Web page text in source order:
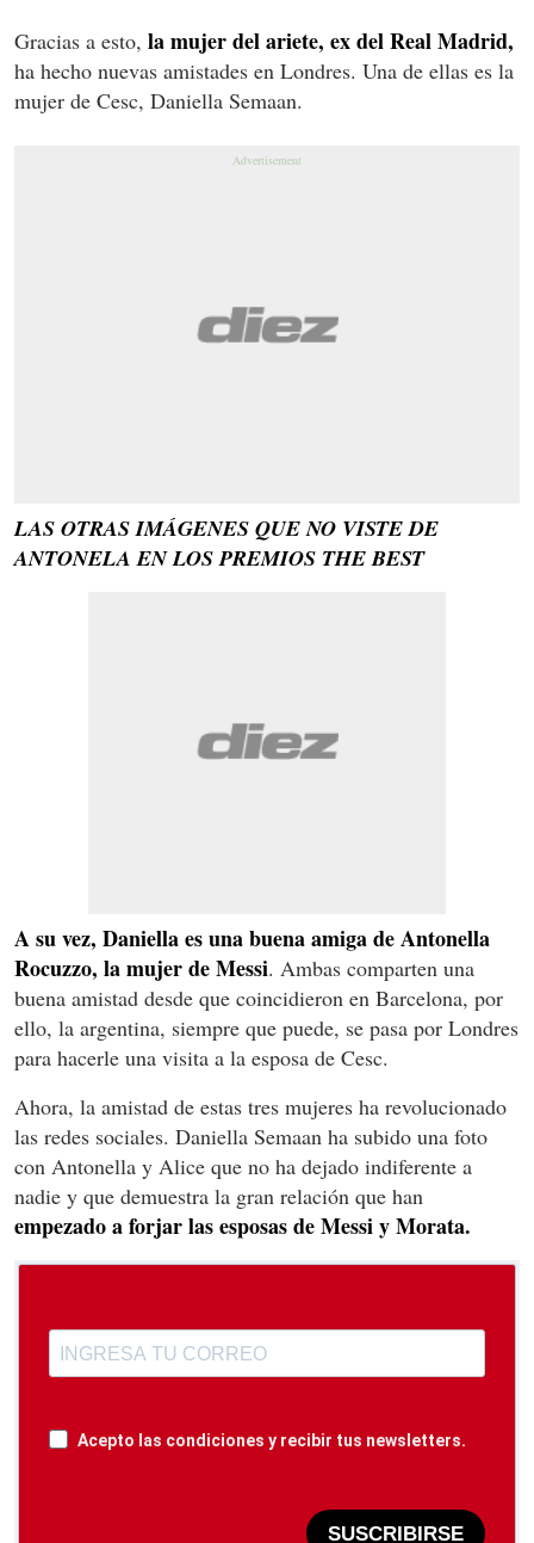
Gracias a esto, la mujer del ariete, ex del Real Madrid,
ha hecho nuevas amistades en Londres. Una de ellas es la
mujer de Cesc, Daniella Semaan.
LAS OTRAS IMÁGENES QUE NO VISTE DE
ANTONELA EN LOS PREMIOS THE BEST
A su vez, Daniella es una buena amiga de Antonella
Rocuzzo, la mujer de Messi. Ambas comparten una
buena amistad desde que coincidieron en Barcelona, por
ello, la argentina, siempre que puede, se pasa por Londres
para hacerle una visita a la esposa de Cesc.
Ahora, la amistad de estas tres mujeres ha revolucionado
las redes sociales. Daniella Semaan ha subido una foto
con Antonella y Alice que no ha dejado indiferente a
nadie y que demuestra la gran relación que han
empezado a forjar las esposas de Messi y Morata.
Acepto las condiciones y recibir tus newsletters.
SUSCRIBIRSE